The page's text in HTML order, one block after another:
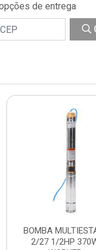
de entrega
BOMBA
2/27 1/2HP